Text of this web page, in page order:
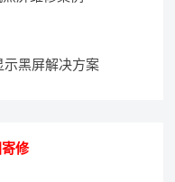
示黑屏解决方案
修